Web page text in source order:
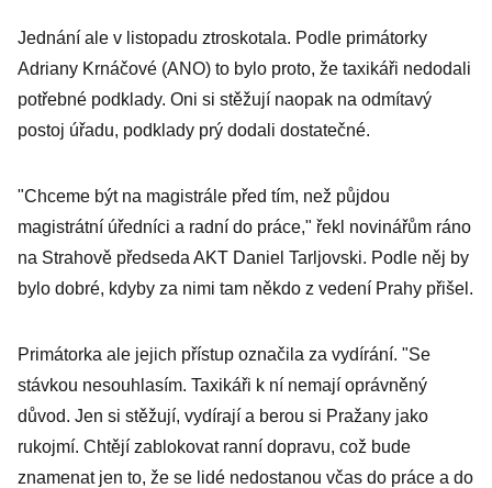
Jednání ale v listopadu ztroskotala. Podle primátorky
Adriany Krnáčové (ANO) to bylo proto, že taxikáři nedodali
potřebné podklady. Oni si stěžují naopak na odmítavý
postoj úřadu, podklady prý dodali dostatečné.
"Chceme být na magistrále před tím, než půjdou
magistrátní úředníci a radní do práce," řekl novinářům ráno
na Strahově předseda AKT Daniel Tarljovski. Podle něj by
bylo dobré, kdyby za nimi tam někdo z vedení Prahy přišel.
Primátorka ale jejich přístup označila za vydírání. "Se
stávkou nesouhlasím. Taxikáři k ní nemají oprávněný
důvod. Jen si stěžují, vydírají a berou si Pražany jako
rukojmí. Chtějí zablokovat ranní dopravu, což bude
znamenat jen to, že se lidé nedostanou včas do práce a do